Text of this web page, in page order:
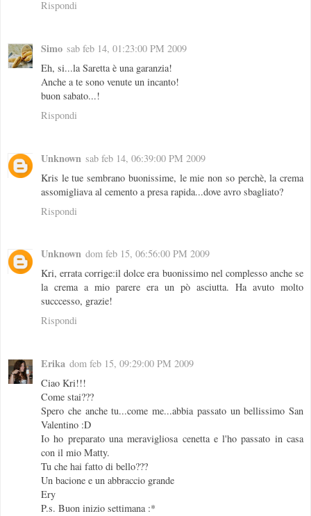
Rispondi
Simo sab feb 14, 01:23:00 PM 2009
Eh, si...la Saretta è una garanzia!
Anche a te sono venute un incanto!
buon sabato...!
Rispondi
Unknown sab feb 14, 06:39:00 PM 2009
Kris le tue sembrano buonissime, le mie non so perchè, la crema
assomigliava al cemento a presa rapida...dove avro sbagliato?
Rispondi
Unknown dom feb 15, 06:56:00 PM 2009
Kri, errata corrige:il dolce era buonissimo nel complesso anche se
la crema a mio parere era un pò asciutta. Ha avuto molto
succcesso, grazie!
Rispondi
Erika dom feb 15, 09:29:00 PM 2009
Ciao Kri!!!
Come stai???
Spero che anche tu...come me...abbia passato un bellissimo San
Valentino :D
Io ho preparato una meravigliosa cenetta e l'ho passato in casa
con il mio Matty.
Tu che hai fatto di bello???
Un bacione e un abbraccio grande
Ery
P.s. Buon inizio settimana :*